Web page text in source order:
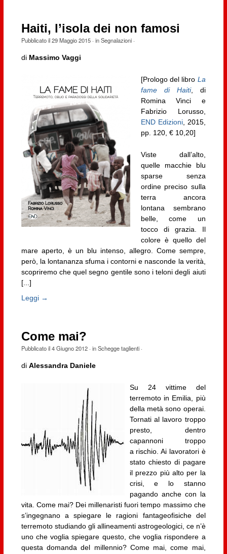
Haiti, l’isola dei non famosi
Pubblicato il29 Maggio 2015· inSegnalazioni·
di Massimo Vaggi
[Prologo del libro La
fame di Haiti, di
Romina Vinci e
Fabrizio Lorusso,
END Edizioni, 2015,
pp. 120, € 10,20]
Viste dall’alto,
quelle macchie blu
sparse senza
ordine preciso sulla
terra ancora
lontana sembrano
belle, come un
tocco di grazia. Il
colore è quello del
mare aperto, è un blu intenso, allegro. Come sempre,
però, la lontananza sfuma i contorni e nasconde la verità,
scopriremo che quel segno gentile sono i teloni degli aiuti
[...]
Leggi →
Come mai?
Pubblicato il4 Giugno 2012· inSchegge taglienti·
di Alessandra Daniele
Su 24 vittime del
terremoto in Emilia, più
della metà sono operai.
Tornati al lavoro troppo
presto, dentro
capannoni troppo
a rischio. Ai lavoratori è
stato chiesto di pagare
il prezzo più alto per la
crisi, e lo stanno
pagando anche con la
vita. Come mai? Dei millenaristi fuori tempo massimo che
s’ingegnano a spiegare le ragioni fantageofisiche del
terremoto studiando gli allineamenti astrogeologici, ce n’è
uno che voglia spiegare questo, che voglia rispondere a
questa domanda del millennio? Come mai, come mai,